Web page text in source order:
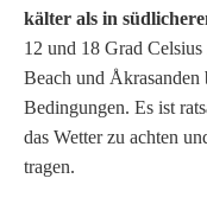
kälter als in
12 und 18 Grad
Beach und Åkrasanden
Bedingungen. Es ist
das Wetter zu achten
tragen.